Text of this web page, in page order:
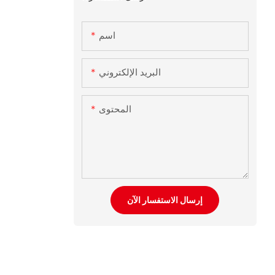
اسم
البريد الإلكتروني
المحتوى
إرسال الاستفسار الآن